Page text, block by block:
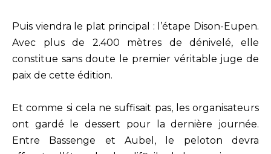
Puis viendra le plat principal : l’étape Dison-Eupen.
Avec plus de 2.400 mètres de dénivelé, elle
constitue sans doute le premier véritable juge de
paix de cette édition.
Et comme si cela ne suffisait pas, les organisateurs
ont gardé le dessert pour la dernière journée.
Entre Bassenge et Aubel, le peloton devra